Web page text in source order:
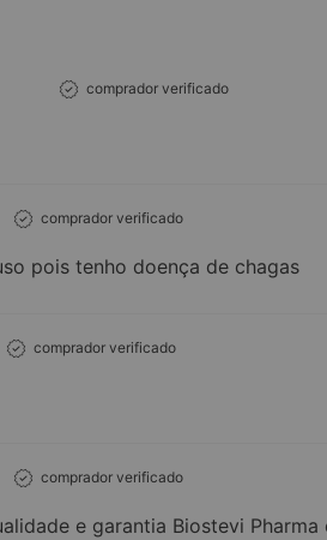
comprador verificado
comprador verificado
pois tenho doença de chagas
comprador verificado
comprador verificado
e garantia Biostevi